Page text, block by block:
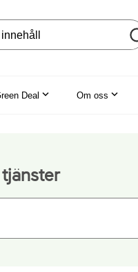
Deal Om oss